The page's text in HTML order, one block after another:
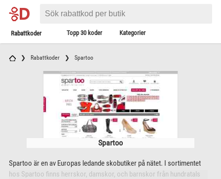
Rabattkoder Topp 30 koder Kategorier
Rabattkoder Spartoo
Spartoo
Spartoo är en av Europas ledande skobutiker på nätet. I sortimentet
hos Spartoo finns herrskor, damskor, och barnskor från hundratals